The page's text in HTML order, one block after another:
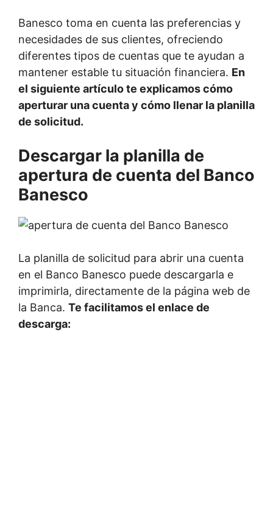
Banesco toma en cuenta las preferencias y
necesidades de sus clientes, ofreciendo
diferentes tipos de cuentas que te ayudan a
mantener estable tu situación financiera. En
el siguiente artículo te explicamos cómo
aperturar una cuenta y cómo llenar la planilla
de solicitud.
Descargar la planilla de
apertura de cuenta del Banco
Banesco
La planilla de solicitud para abrir una cuenta
en el Banco Banesco puede descargarla e
imprimirla, directamente de la página web de
la Banca. Te facilitamos el enlace de
descarga: